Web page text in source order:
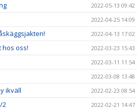
2022-05-13 09:42
2022-04-25 14:09
2022-04-13 17:02
hos oss! 2022-03-23 15:43
2022-03-11 11:54
2022-03-08 13:48
ikväll 2022-02-23 08:54
2 2022-02-21 14:47